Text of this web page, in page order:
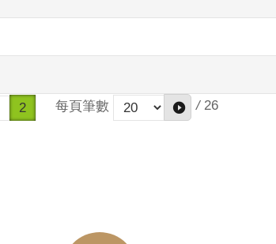
2 每頁筆數 / 26